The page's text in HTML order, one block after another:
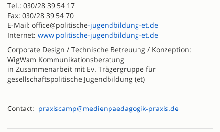
Tel.: 030/28 39 54 17
Fax: 030/28 39 54 70
E-Mail: office@politische-jugendbildung-et.de
Internet: www.politische-jugendbildung-et.de
Corporate Design / Technische Betreuung / Konzeption:
WigWam Kommunikationsberatung
in Zusammenarbeit mit Ev. Trägergruppe für
gesellschaftspolitische Jugendbildung (et)
Contact: praxiscamp@medienpaedagogik-praxis.de